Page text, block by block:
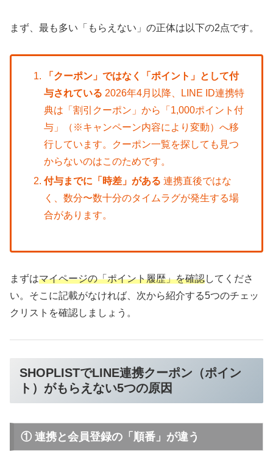
まず、最も多い「もらえない」の正体は以下の2点です。
「クーポン」ではなく「ポイント」として付
与されている 2026年4月以降、LINE ID連携特
典は「割引クーポン」から「1,000ポイント付
与」（※キャンペーン内容により変動）へ移
行しています。クーポン一覧を探しても見つ
からないのはこのためです。
付与までに「時差」がある 連携直後ではな
く、数分〜数十分のタイムラグが発生する場
合があります。
まずはマイページの「ポイント履歴」を確認してくださ
い。そこに記載がなければ、次から紹介する5つのチェッ
クリストを確認しましょう。
SHOPLISTでLINE連携クーポン（ポイン
ト）がもらえない5つの原因
① 連携と会員登録の「順番」が違う